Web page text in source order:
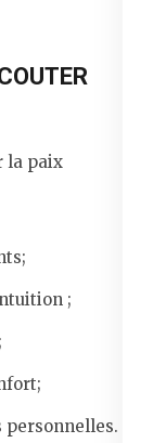
la paix
;
personnelles.